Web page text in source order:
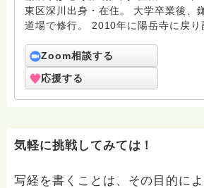
東区深川出身・在住。 大学卒業後、
道場で修行。 2010年に陽岳寺に戻り
「ようがくじ不二の会」を立ち上げ
お茶の会などを企画開催。 昔からお
ていました。もっとご縁を結んでいた
と思い、結婚相談所を開所いたしま
町結婚相談所）。 hasunnohaでは、微力ながら考えた
Zoom相談する
応援する
気軽に挑戦してみては！
写経を書くことは、その目的に